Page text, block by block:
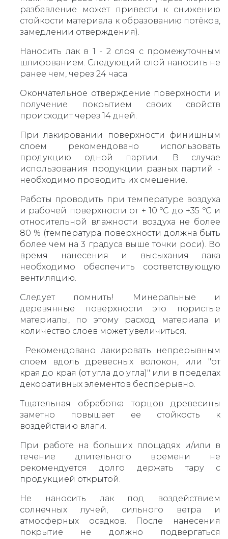
разбавление может привести к снижению
стойкости материала к образованию потёков,
замедлении отверждения).
Наносить лак в 1 - 2 слоя с промежуточным
шлифованием. Следующий слой наносить не
ранее чем, через 24 часа.
Окончательное отверждение поверхности и
получение покрытием своих свойств
происходит через 14 дней.
При лакировании поверхности финишным
слоем рекомендовано использовать
продукцию одной партии. В случае
использования продукции разных партий -
необходимо проводить их смешение.
Работы проводить при температуре воздуха
и рабочей поверхности от + 10 ºС до +35 ºС и
относительной влажности воздуха не более
80 % (температура поверхности должна быть
более чем на 3 градуса выше точки роси). Во
время нанесения и высыхания лака
необходимо обеспечить соответствующую
вентиляцию.
Следует помнить! Минеральные и
деревянные поверхности это пористые
материалы, по этому расход материала и
количество слоев может увеличиться.
Рекомендовано лакировать непрерывным
слоем вдоль древесных волокон, или "от
края до края (от угла до угла)" или в пределах
декоративных элементов беспрерывно.
Тщательная обработка торцов древесины
заметно повышает ее стойкость к
воздействию влаги.
При работе на больших площадях и/или в
течение длительного времени не
рекомендуется долго держать тару с
продукцией открытой.
Не наносить лак под воздействием
солнечных лучей, сильного ветра и
атмосферных осадков. После нанесения
покрытие не должно подвергаться